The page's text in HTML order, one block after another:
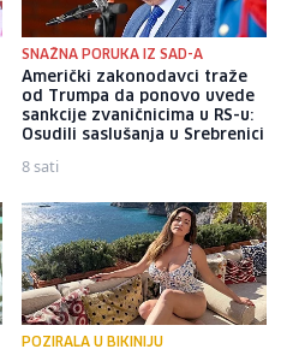
SNAŽNA PORUKA IZ SAD-A
Američki zakonodavci traže
od Trumpa da ponovo uvede
sankcije zvaničnicima u RS-u:
Osudili saslušanja u Srebrenici
8 sati
POZIRALA U BIKINIJU